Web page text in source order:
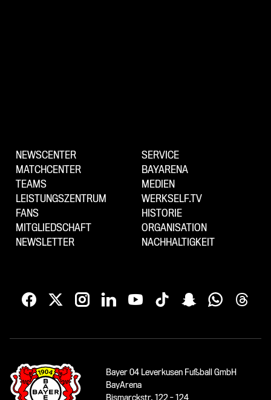
NEWSCENTER
MATCHCENTER
TEAMS
LEISTUNGSZENTRUM
FANS
MITGLIEDSCHAFT
NEWSLETTER
SERVICE
BAYARENA
MEDIEN
WERKSELF.TV
HISTORIE
ORGANISATION
NACHHALTIGKEIT
Bayer 04 Leverkusen Fußball GmbH
BayArena
Bismarckstr. 122 - 124